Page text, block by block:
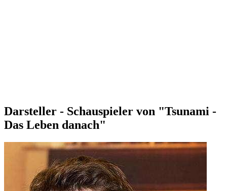
Darsteller - Schauspieler von "Tsunami -
Das Leben danach"